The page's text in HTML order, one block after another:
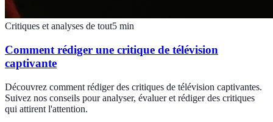
Critiques et analyses de tout5 min
Comment rédiger une critique de télévision
captivante
Découvrez comment rédiger des critiques de télévision captivantes.
Suivez nos conseils pour analyser, évaluer et rédiger des critiques
qui attirent l'attention.